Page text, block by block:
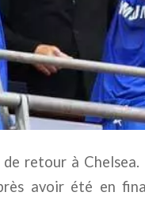
retour à Chelsea.
avoir été en